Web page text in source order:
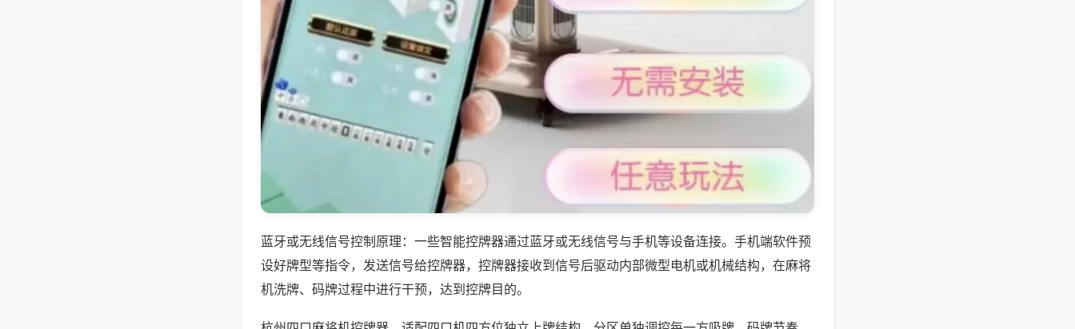
蓝牙或无线信号控制原理：一些智能控牌器通过蓝牙或无线信号与手机等设备连接。手机端软件预
设好牌型等指令，发送信号给控牌器，控牌器接收到信号后驱动内部微型电机或机械结构，在麻将
机洗牌、码牌过程中进行干预，达到控牌目的。